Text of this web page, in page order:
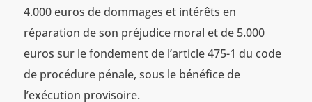
4.000 euros de dommages et intérêts en
réparation de son préjudice moral et de 5.000
euros sur le fondement de l’article 475-1 du code
de procédure pénale, sous le bénéfice de
l’exécution provisoire.